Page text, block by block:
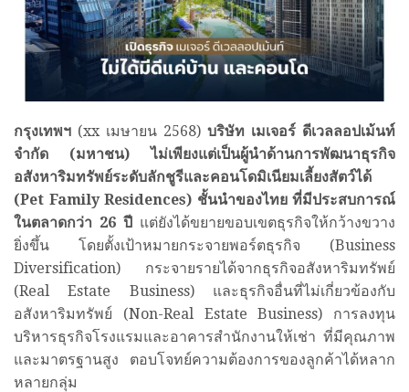
กรุงเทพฯ (xx เมษายน 2568) บริษัท เมเจอร์ ดีเวลลอปเม้นท์
จำกัด (มหาชน) ไม่เพียงแต่เป็นผู้นำด้านการพัฒนาธุรกิจ
อสังหาริมทรัพย์ระดับลักชูรีและคอนโดมิเนียมเลี้ยงสัตว์ได้
(Pet Family Residences) ชั้นนำของไทย ที่มีประสบการณ์
ในตลาดกว่า 26 ปี แต่ยังได้ขยายขอบเขตธุรกิจให้กว้างขวาง
ยิ่งขึ้น โดยตั้งเป้าหมายกระจายพอร์ตธุรกิจ (Business
Diversification) กระจายรายได้จากธุรกิจอสังหาริมทรัพย์
(Real Estate Business) และธุรกิจอื่นที่ไม่เกี่ยวข้องกับ
อสังหาริมทรัพย์ (Non-Real Estate Business) การลงทุน
บริหารธุรกิจโรงแรมและอาคารสำนักงานให้เช่า ที่มีคุณภาพ
และมาตรฐานสูง ตอบโจทย์ความต้องการของลูกค้าได้หลาก
หลายกลุ่ม